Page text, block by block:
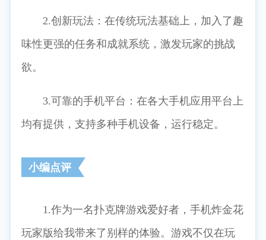
2.创新玩法：在传统玩法基础上，加入了趣
味性更强的任务和成就系统，激发玩家的挑战
欲。
3.可靠的手机平台：在各大手机应用平台上
均有提供，支持多种手机设备，运行稳定。
小编点评
1.作为一名扑克牌游戏爱好者，手机炸金花
玩家版给我带来了别样的体验。游戏不仅在玩